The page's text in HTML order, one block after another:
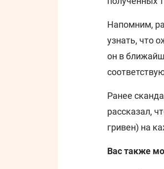
Напомним,
узнать, что
он в
Ранее
рассказал,
гривен) на
Вас также